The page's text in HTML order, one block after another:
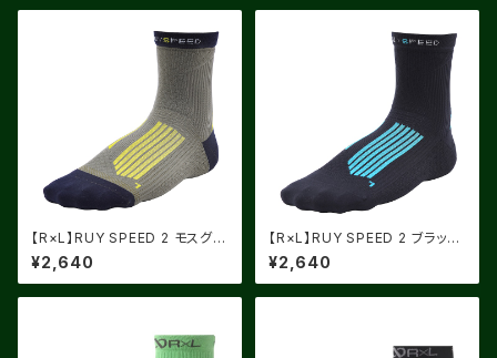
【R×L】RUY SPEED 2 モスグリ
ーン X ライトイエロー
¥2,640
【R×L】RUY SPEED 2 ブラック
X ライトブルー
¥2,640